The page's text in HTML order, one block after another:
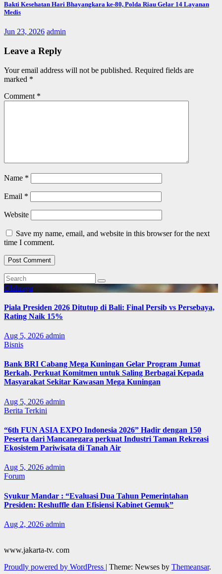
Bakti Kesehatan Hari Bhayangkara ke-80, Polda Riau Gelar 14 Layanan
Medis
Jun 23, 2026 admin
Leave a Reply
Your email address will not be published. Required fields are
marked *
Comment *
Name *
Email *
Website
Save my name, email, and website in this browser for the next
time I comment.
Olahraga
Piala Presiden 2026 Ditutup di Bali: Final Persib vs Persebaya,
Rating Naik 15%
Aug 5, 2026 admin
Bisnis
Bank BRI Cabang Mega Kuningan Gelar Program Jumat
Berkah, Perkuat Komitmen untuk Saling Berbagai Kepada
Masyarakat Sekitar Kawasan Mega Kuningan
Aug 5, 2026 admin
Berita Terkini
“6th FUN ASIA EXPO Indonesia 2026” Hadir dengan 150
Peserta dari Mancanegara perkuat Industri Taman Rekreasi
Ekosistem Pariwisata di Tanah Air
Aug 5, 2026 admin
Forum
Syukur Mandar : “Evaluasi Dua Tahun Pemerintahan
Presiden: Reshuffle dan Efisiensi Kabinet Gemuk”
Aug 2, 2026 admin
www.jakarta-tv. com
Proudly powered by WordPress | Theme: Newses by Themeansar.